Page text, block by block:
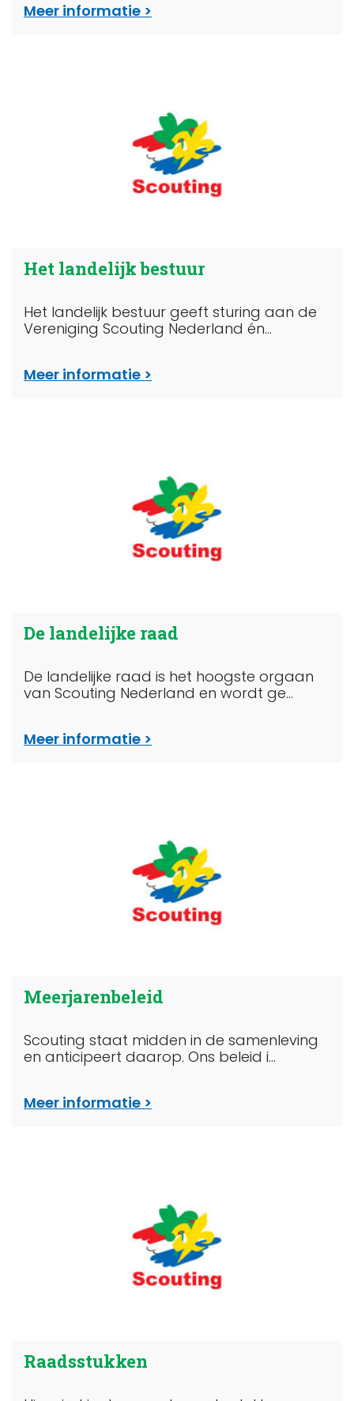
Meer informatie
Het landelijk bestuur
Het landelijk bestuur geeft sturing aan de
Vereniging Scouting Nederland én...
Meer informatie
De landelijke raad
De landelijke raad is het hoogste orgaan
van Scouting Nederland en wordt ge...
Meer informatie
Meerjarenbeleid
Scouting staat midden in de samenleving
en anticipeert daarop. Ons beleid i...
Meer informatie
Raadsstukken